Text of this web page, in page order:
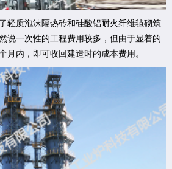
质泡沫隔热砖和硅酸铝耐火纤维毡砌筑
说一次性的工程费用较多，但由于显着的
月内，即可收回建造时的成本费用。